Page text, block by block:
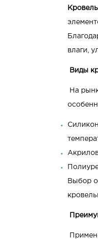
влаги,
Виды
На
Выбор